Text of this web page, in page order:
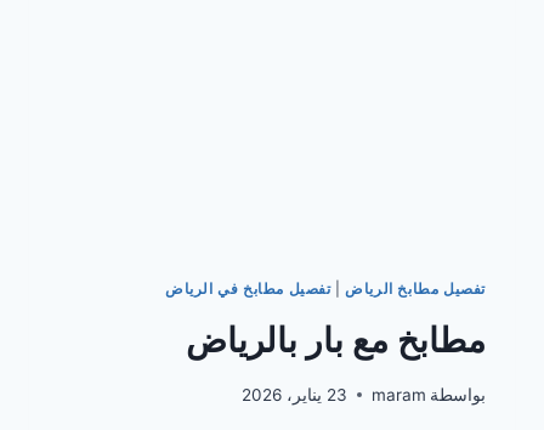
تفصيل مطابخ الرياض|تفصيل مطابخ في الرياض
مطابخ مع بار بالرياض
بواسطة maram 23 يناير، 2026